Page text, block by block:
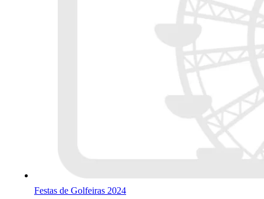
Festas de Golfeiras 2024